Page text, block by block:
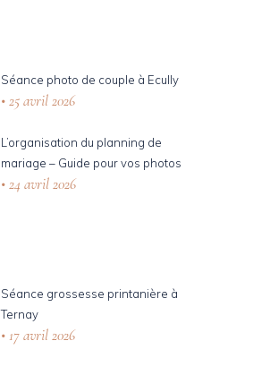
Séance photo de couple à Ecully
25 avril 2026
L’organisation du planning de
mariage – Guide pour vos photos
24 avril 2026
Séance grossesse printanière à
Ternay
17 avril 2026